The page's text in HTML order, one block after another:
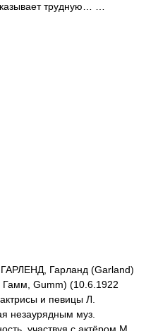
трудную… …
Гарланд (Garland)
Gumm) (10.6.1922
и певицы Л.
незаурядным муз.